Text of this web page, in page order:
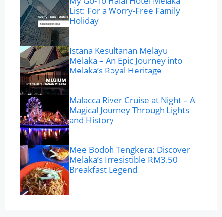
List: For a Worry-Free Family
Holiday
Istana Kesultanan Melayu
Melaka – An Epic Journey into
Melaka’s Royal Heritage
Malacca River Cruise at Night – A
Magical Journey Through Lights
and History
Mee Bodoh Tengkera: Discover
Melaka’s Irresistible RM3.50
Breakfast Legend